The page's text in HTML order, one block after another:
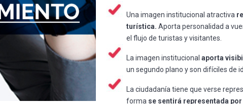
Una imagen institucional atractiva
turística. Aporta personalidad a
el flujo de turistas y visitantes.
La imagen institucional aporta
un segundo plano y son difíciles de
La ciudadanía tiene que verse
forma se sentirá representada